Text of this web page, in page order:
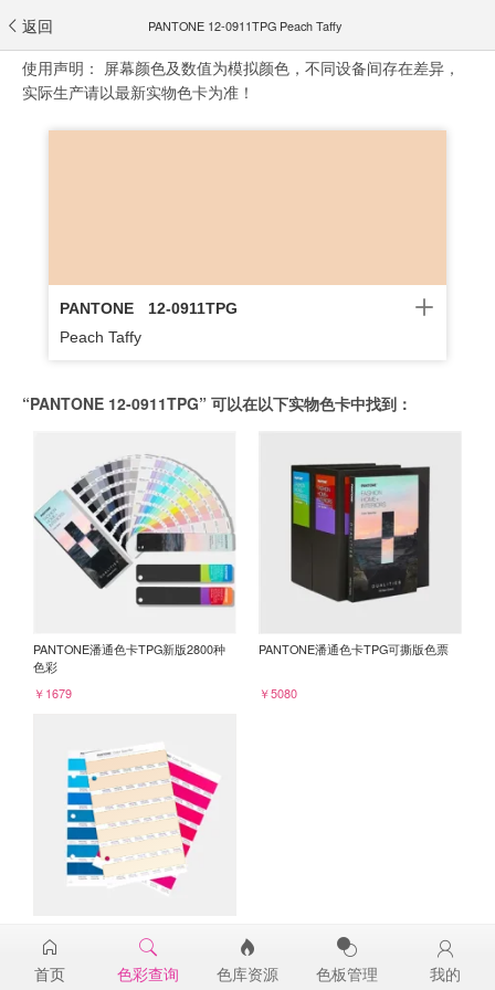
返回 PANTONE 12-0911TPG Peach Taffy
使用声明： 屏幕颜色及数值为模拟颜色，不同设备间存在差异，
实际生产请以最新实物色卡为准！
PANTONE
12-0911TPG
Peach Taffy
“PANTONE 12-0911TPG” 可以在以下实物色卡中找到：
PANTONE潘通色卡TPG新版2800种
色彩
￥1679
PANTONE潘通色卡TPG可撕版色票
￥5080
12-0911TPG
￥98
首页 色彩查询 色库资源 色板管理 我的